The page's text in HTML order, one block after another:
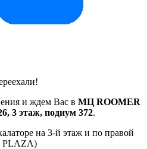
и ждем Вас в МЦ ROOMER
3 этаж, подиум 372.
на 3-й этаж и по правой
PLAZA)